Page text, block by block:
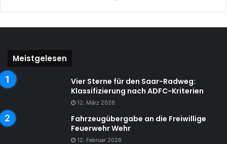
Meistgelesen
Vier Sterne für den Saar-Radweg:
Klassifizierung nach ADFC-Kriterien
12. März 2026
Fahrzeugübergabe an die Freiwillige
Feuerwehr Wehr
12. Februar 2026